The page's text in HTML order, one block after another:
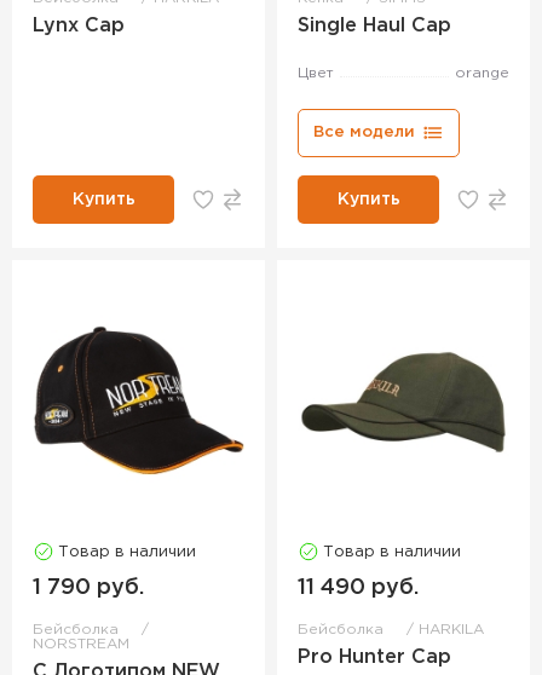
Lynx Cap
Купить
Single Haul Cap
Цвет orange
Все модели
Купить
Товар в наличии
1 790 руб.
Бейсболка
NORSTREAM
Товар в наличии
11 490 руб.
Бейсболка HARKILA
Pro Hunter Cap